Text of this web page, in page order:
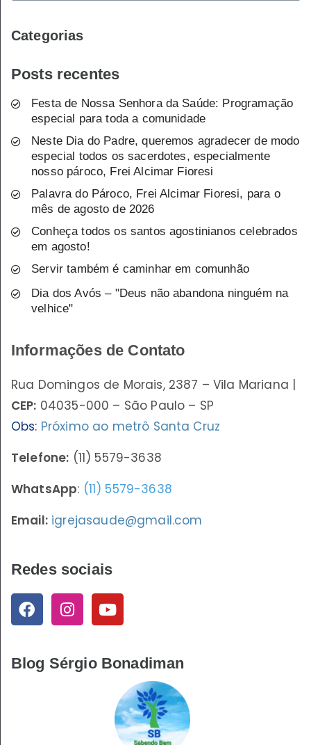
Categorias
Posts recentes
Festa de Nossa Senhora da Saúde: Programação
especial para toda a comunidade
Neste Dia do Padre, queremos agradecer de modo
especial todos os sacerdotes, especialmente
nosso pároco, Frei Alcimar Fioresi
Palavra do Pároco, Frei Alcimar Fioresi, para o
mês de agosto de 2026
Conheça todos os santos agostinianos celebrados
em agosto!
Servir também é caminhar em comunhão
Dia dos Avós – "Deus não abandona ninguém na
velhice"
Informações de Contato
Rua Domingos de Morais, 2387 – Vila Mariana |
CEP: 04035-000 – São Paulo – SP
Obs: Próximo ao metrô Santa Cruz
Telefone: (11) 5579-3638
WhatsApp: (11) 5579-3638
Email: igrejasaude@gmail.com
Redes sociais
Blog Sérgio Bonadiman